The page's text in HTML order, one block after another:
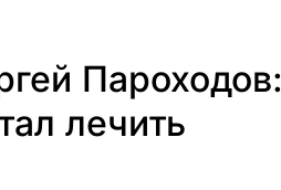
Пароходов:
лечить